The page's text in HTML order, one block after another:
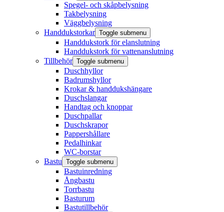
Spegel- och skåpbelysning
Takbelysning
Väggbelysning
Handdukstorkar Toggle submenu
Handdukstork för elanslutning
Handdukstork för vattenanslutning
Tillbehör Toggle submenu
Duschhyllor
Badrumshyllor
Krokar & handdukshängare
Duschslangar
Handtag och knoppar
Duschpallar
Duschskrapor
Pappershållare
Pedalhinkar
WC-borstar
Bastu Toggle submenu
Bastuinredning
Ångbastu
Torrbastu
Basturum
Bastutillbehör